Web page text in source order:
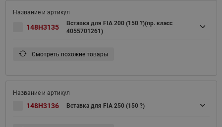
148H3135
Вставка для FIA 200 (150 ?)(пр. класс
4055701261)
Смотреть похожие товары
148H3136 Вставка для FIA 250 (150 ?)